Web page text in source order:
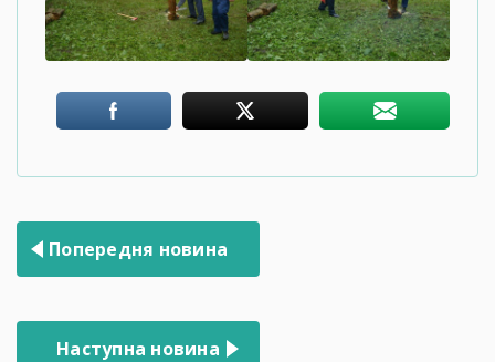
Навігація
записів
Попередня новина
Наступна новина